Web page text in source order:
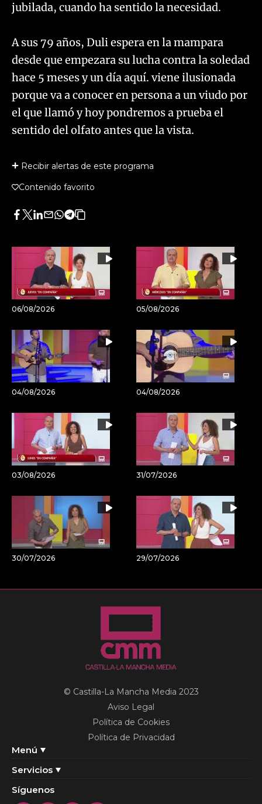
jubilada, cuando ha sentido la necesidad.
A sus 79 años, Duli espera en la mampara
desde que empezara su lucha contra la soledad
hace 5 meses y un día aquí. viene ilusionada
porque va a conocer en persona a un viudo por
el que llamó y hoy pondremos a prueba el
sentido del olfato antes que la vista.
Recibir alertas de este programa
Contenido favorito
Facebook
Twitter
LinkedIn
Enviar
Whatsapp
Telegram
Copiar
artículo
06/08/2026 05/08/2026
04/08/2026 04/08/2026
03/08/2026 31/07/2026
30/07/2026 29/07/2026
Menú
Servicios
© Castilla-La Mancha Media 2023
Aviso Legal
Política de Cookies
Política de Privacidad
Síguenos